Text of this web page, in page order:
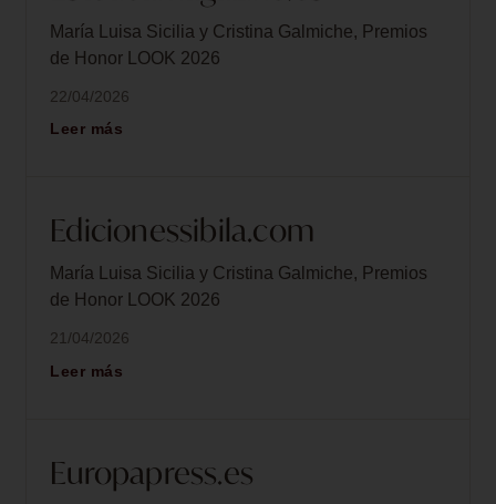
María Luisa Sicilia y Cristina Galmiche, Premios
de Honor LOOK 2026
22/04/2026
Leer más
Edicionessibila.com
María Luisa Sicilia y Cristina Galmiche, Premios
de Honor LOOK 2026
21/04/2026
Leer más
Europapress.es